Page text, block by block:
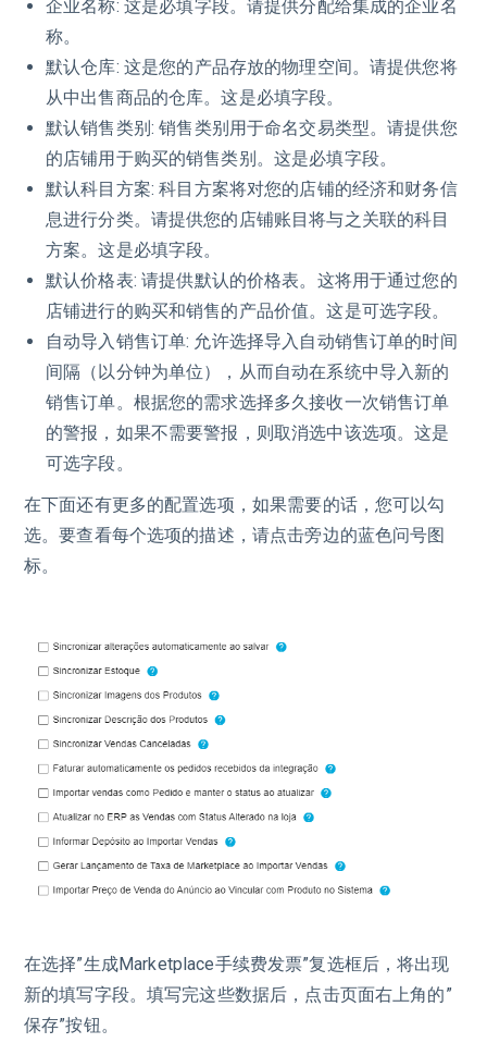
企业名称: 这是必填字段。请提供分配给集成的企业名
称。
默认仓库: 这是您的产品存放的物理空间。请提供您将
从中出售商品的仓库。这是必填字段。
默认销售类别: 销售类别用于命名交易类型。请提供您
的店铺用于购买的销售类别。这是必填字段。
默认科目方案: 科目方案将对您的店铺的经济和财务信
息进行分类。请提供您的店铺账目将与之关联的科目
方案。这是必填字段。
默认价格表: 请提供默认的价格表。这将用于通过您的
店铺进行的购买和销售的产品价值。这是可选字段。
自动导入销售订单: 允许选择导入自动销售订单的时间
间隔（以分钟为单位），从而自动在系统中导入新的
销售订单。根据您的需求选择多久接收一次销售订单
的警报，如果不需要警报，则取消选中该选项。这是
可选字段。
在下面还有更多的配置选项，如果需要的话，您可以勾
选。要查看每个选项的描述，请点击旁边的蓝色问号图
标。
在选择”生成Marketplace手续费发票”复选框后，将出现
新的填写字段。填写完这些数据后，点击页面右上角的”
保存”按钮。